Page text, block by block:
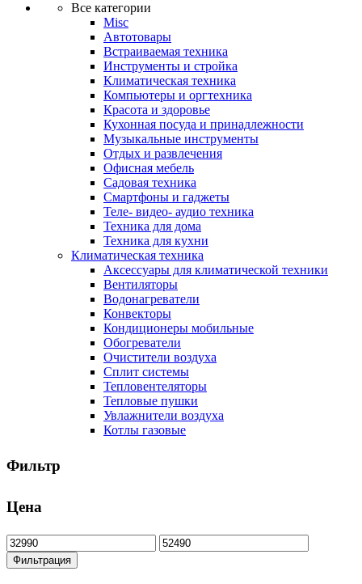
Все категории
Misc
Автотовары
Встраиваемая техника
Инструменты и стройка
Климатическая техника
Компьютеры и оргтехника
Красота и здоровье
Кухонная посуда и принадлежности
Музыкальные инструменты
Отдых и развлечения
Офисная мебель
Садовая техника
Смартфоны и гаджеты
Теле- видео- аудио техника
Техника для дома
Техника для кухни
Климатическая техника
Аксессуары для климатической техники
Вентиляторы
Водонагреватели
Конвекторы
Кондиционеры мобильные
Обогреватели
Очистители воздуха
Сплит системы
Тепловентеляторы
Тепловые пушки
Увлажнители воздуха
Котлы газовые
Фильтр
Цена
Минимальная
цена
Максимальная
цена
Фильтрация